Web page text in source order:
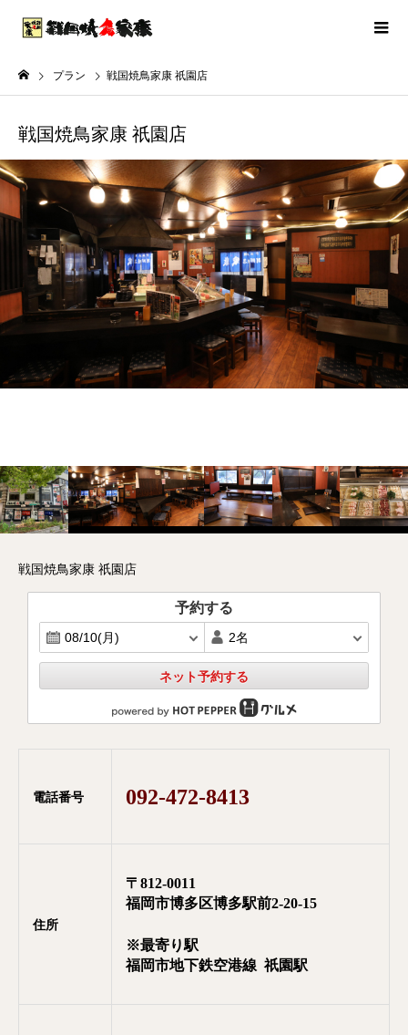
プラン 戦国焼鳥家康 祇園店
戦国焼鳥家康 祇園店
戦国焼鳥家康 祇園店
予約する
ネット予約する
電話番号 092-472-8413
住所
〒812-0011
福岡市博多区博多駅前2-20-15
※最寄り駅
福岡市地下鉄空港線 祇園駅